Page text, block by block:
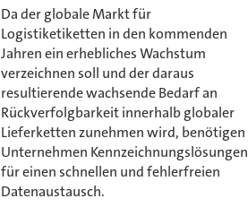
Da der globale Markt für
Logistiketiketten in den kommenden
Jahren ein erhebliches Wachstum
verzeichnen soll und der daraus
resultierende wachsende Bedarf an
Rückverfolgbarkeit innerhalb globaler
Lieferketten zunehmen wird, benötigen
Unternehmen Kennzeichnungslösungen
für einen schnellen und fehlerfreien
Datenaustausch.